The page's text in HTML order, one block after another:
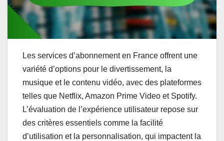
Les services d’abonnement en France offrent une
variété d’options pour le divertissement, la
musique et le contenu vidéo, avec des plateformes
telles que Netflix, Amazon Prime Video et Spotify.
L’évaluation de l’expérience utilisateur repose sur
des critères essentiels comme la facilité
d’utilisation et la personnalisation, qui impactent la